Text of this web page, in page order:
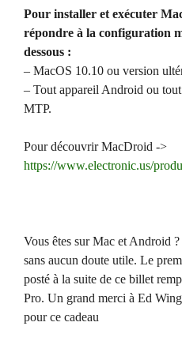
Pour installer et exécuter
répondre à la configuration
dessous :
– MacOS 10.10 ou version
– Tout appareil Android ou
MTP.
Pour découvrir MacDroid ->
https://www.electronic.us/
Vous êtes sur Mac et Android
sans aucun doute utile. Le
posté à la suite de ce billet
Pro. Un grand merci à Ed
pour ce cadeau